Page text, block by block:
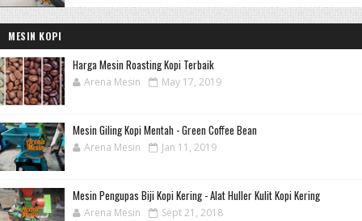
MESIN KOPI
Harga Mesin Roasting Kopi Terbaik
Arena Mesin May 17, 2019
Mesin Giling Kopi Mentah - Green Coffee Bean
Arena Mesin Jan 11, 2019
Mesin Pengupas Biji Kopi Kering - Alat Huller Kulit Kopi Kering
Arena Mesin Sept 21, 2018